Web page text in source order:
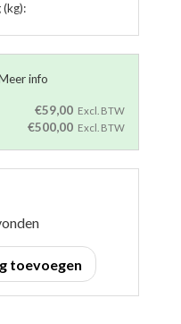
info
€59,00 Excl. BTW
€500,00 Excl. BTW
toevoegen